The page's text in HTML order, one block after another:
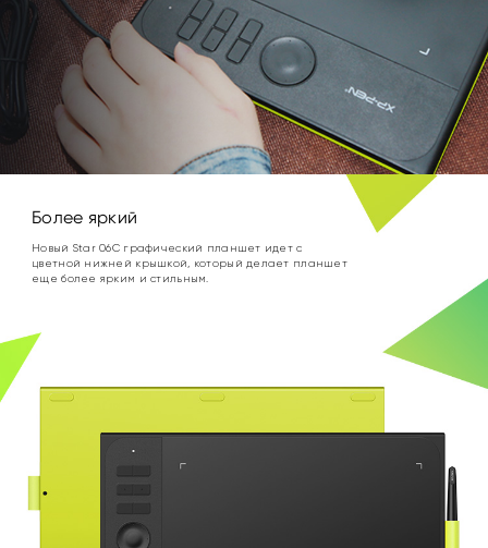
Более яркий
Новый Star 06С графический планшет идет с
цветной нижней крышкой, который делает планшет
еще более ярким и стильным.